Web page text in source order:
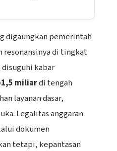
digaungkan pemerintah
resonansinya di tingkat
kabar
miliardi tengah
layanan dasar,
Legalitas anggaran
dokumen
tetapi, kepantasan